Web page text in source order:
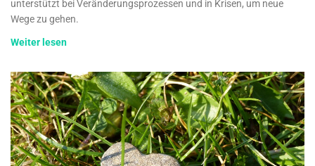
unterstützt bei Veränderungsprozessen und in Krisen, um neue
Wege zu gehen.
Weiter lesen